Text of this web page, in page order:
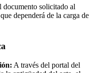
documento solicitado al
dependerá de la carga de
A través del portal del